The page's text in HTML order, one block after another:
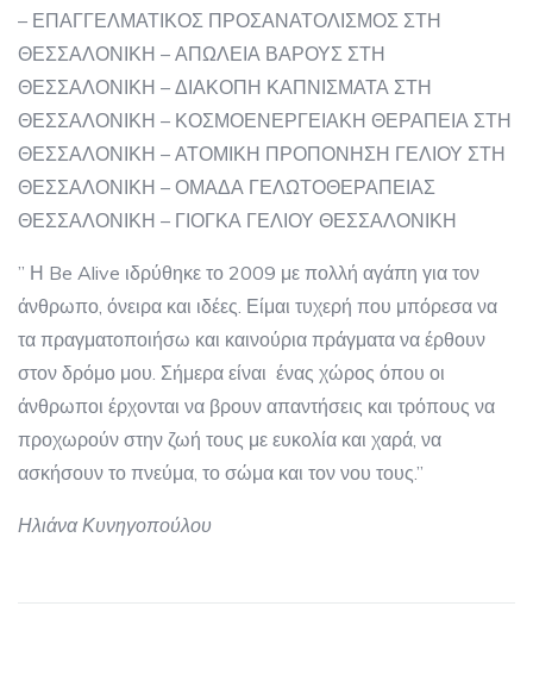
– ΕΠΑΓΓΕΛΜΑΤΙΚΟΣ ΠΡΟΣΑΝΑΤΟΛΙΣΜΟΣ ΣΤΗ
ΘΕΣΣΑΛΟΝΙΚΗ – ΑΠΩΛΕΙΑ ΒΑΡΟΥΣ ΣΤΗ
ΘΕΣΣΑΛΟΝΙΚΗ – ΔΙΑΚΟΠΗ ΚΑΠΝΙΣΜΑΤΑ ΣΤΗ
ΘΕΣΣΑΛΟΝΙΚΗ – ΚΟΣΜΟΕΝΕΡΓΕΙΑΚΗ ΘΕΡΑΠΕΙΑ ΣΤΗ
ΘΕΣΣΑΛΟΝΙΚΗ – ΑΤΟΜΙΚΗ ΠΡΟΠΟΝΗΣΗ ΓΕΛΙΟΥ ΣΤΗ
ΘΕΣΣΑΛΟΝΙΚΗ – ΟΜΑΔΑ ΓΕΛΩΤΟΘΕΡΑΠΕΙΑΣ
ΘΕΣΣΑΛΟΝΙΚΗ – ΓΙΟΓΚΑ ΓΕΛΙΟΥ ΘΕΣΣΑΛΟΝΙΚΗ
” Η Be Alive ιδρύθηκε το 2009 με πολλή αγάπη για τον
άνθρωπο, όνειρα και ιδέες. Είμαι τυχερή που μπόρεσα να
τα πραγματοποιήσω και καινούρια πράγματα να έρθουν
στον δρόμο μου. Σήμερα είναι ένας χώρος όπου οι
άνθρωποι έρχονται να βρουν απαντήσεις και τρόπους να
προχωρούν στην ζωή τους με ευκολία και χαρά, να
ασκήσουν το πνεύμα, το σώμα και τον νου τους.”
Ηλιάνα Κυνηγοπούλου